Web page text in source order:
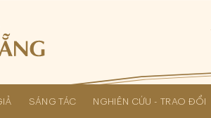
SÁNG TÁC NGHIÊN CỨU - TRAO ĐỔI